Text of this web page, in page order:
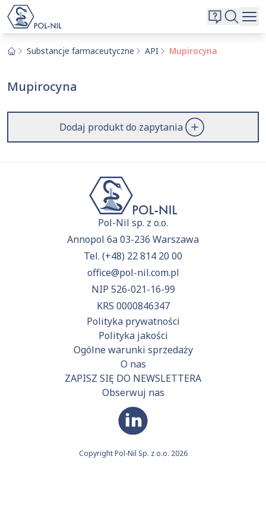
Kontakt
Substancje farmaceutyczne API Mupirocyna
Mupirocyna
Dodaj produkt do zapytania
Pol-Nil sp. z o.o.
Annopol 6a 03-236 Warszawa
Tel. (+48) 22 814 20 00
office@pol-nil.com.pl
NIP 526-021-16-99
KRS 0000846347
Polityka prywatności
Polityka jakości
Ogólne warunki sprzedaży
O nas
ZAPISZ SIĘ DO NEWSLETTERA
Obserwuj nas
Copyright Pol-Nil Sp. z o.o. 2026
Wybrane surowce i substancje
Aktualnie niczego nie dodałeś do zapytania.
Przejdź doofertyi dodaj surowce, o których chcesz
dowiedzieć się więcej.
Wyszukiwarka
Szukaj